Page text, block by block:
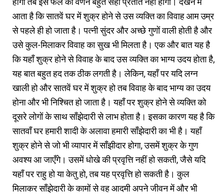
आता है कि सातवें घर में शुक्र होने से उस व्यक्ति का विवाह आम उम्र
से पहले ही हो जाता है। पत्नी सुंदर और अच्छे गुणों वाली होती है और
उसे कुल-मिलाकर विवाह का सुख भी मिलता है। एक और बात यह है
कि यहाँ शुक्र होने से विवाह के बाद उस व्यक्ति का भाग्य उदय होता है,
यह बात बहुत हद तक ठीक लगती है। लेकिन, यहाँ पर यदि लग्न
खाली हो और सातवें घर में शुक्र हो तब विवाह के बाद भाग्य का उदय
होना और भी निश्चित हो जाता है। यहाँ पर शुक्र होने से व्यक्ति को
दूसरे लोगों के साथ साँझेदारी से लाभ होता है। इसका कारण यह है कि
सातवाँ घर हमारी शादी के अलावा हमारी साँझेदारी का भी है। यहाँ
शुक्र होने से जो भी व्यापार में साँझीदार होगा, उसमें शुक्र के गुण
अवश्य आ जाएँगे। उसमें धोखे की प्रवृत्ति नहीं हो सकती, जैसे यदि
यहाँ पर राहु हो या केतु हो, तब यह प्रवृत्ति हो सकती है। कुल
मिलाकर साँझेदारी के कामों से वह आदमी अपने जीवन में और भी